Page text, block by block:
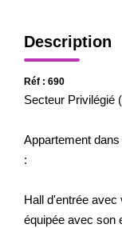
Description
Réf : 690
Secteur Privilégié
Appartement
:
Hall d'entrée avec
équipée avec son